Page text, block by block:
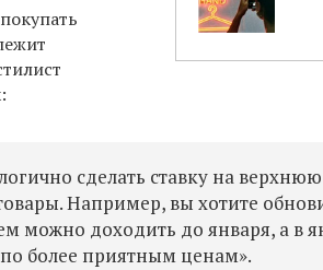
сделать ставку на
Например, вы хотите
можно доходить до января, а в
более приятным ценам».